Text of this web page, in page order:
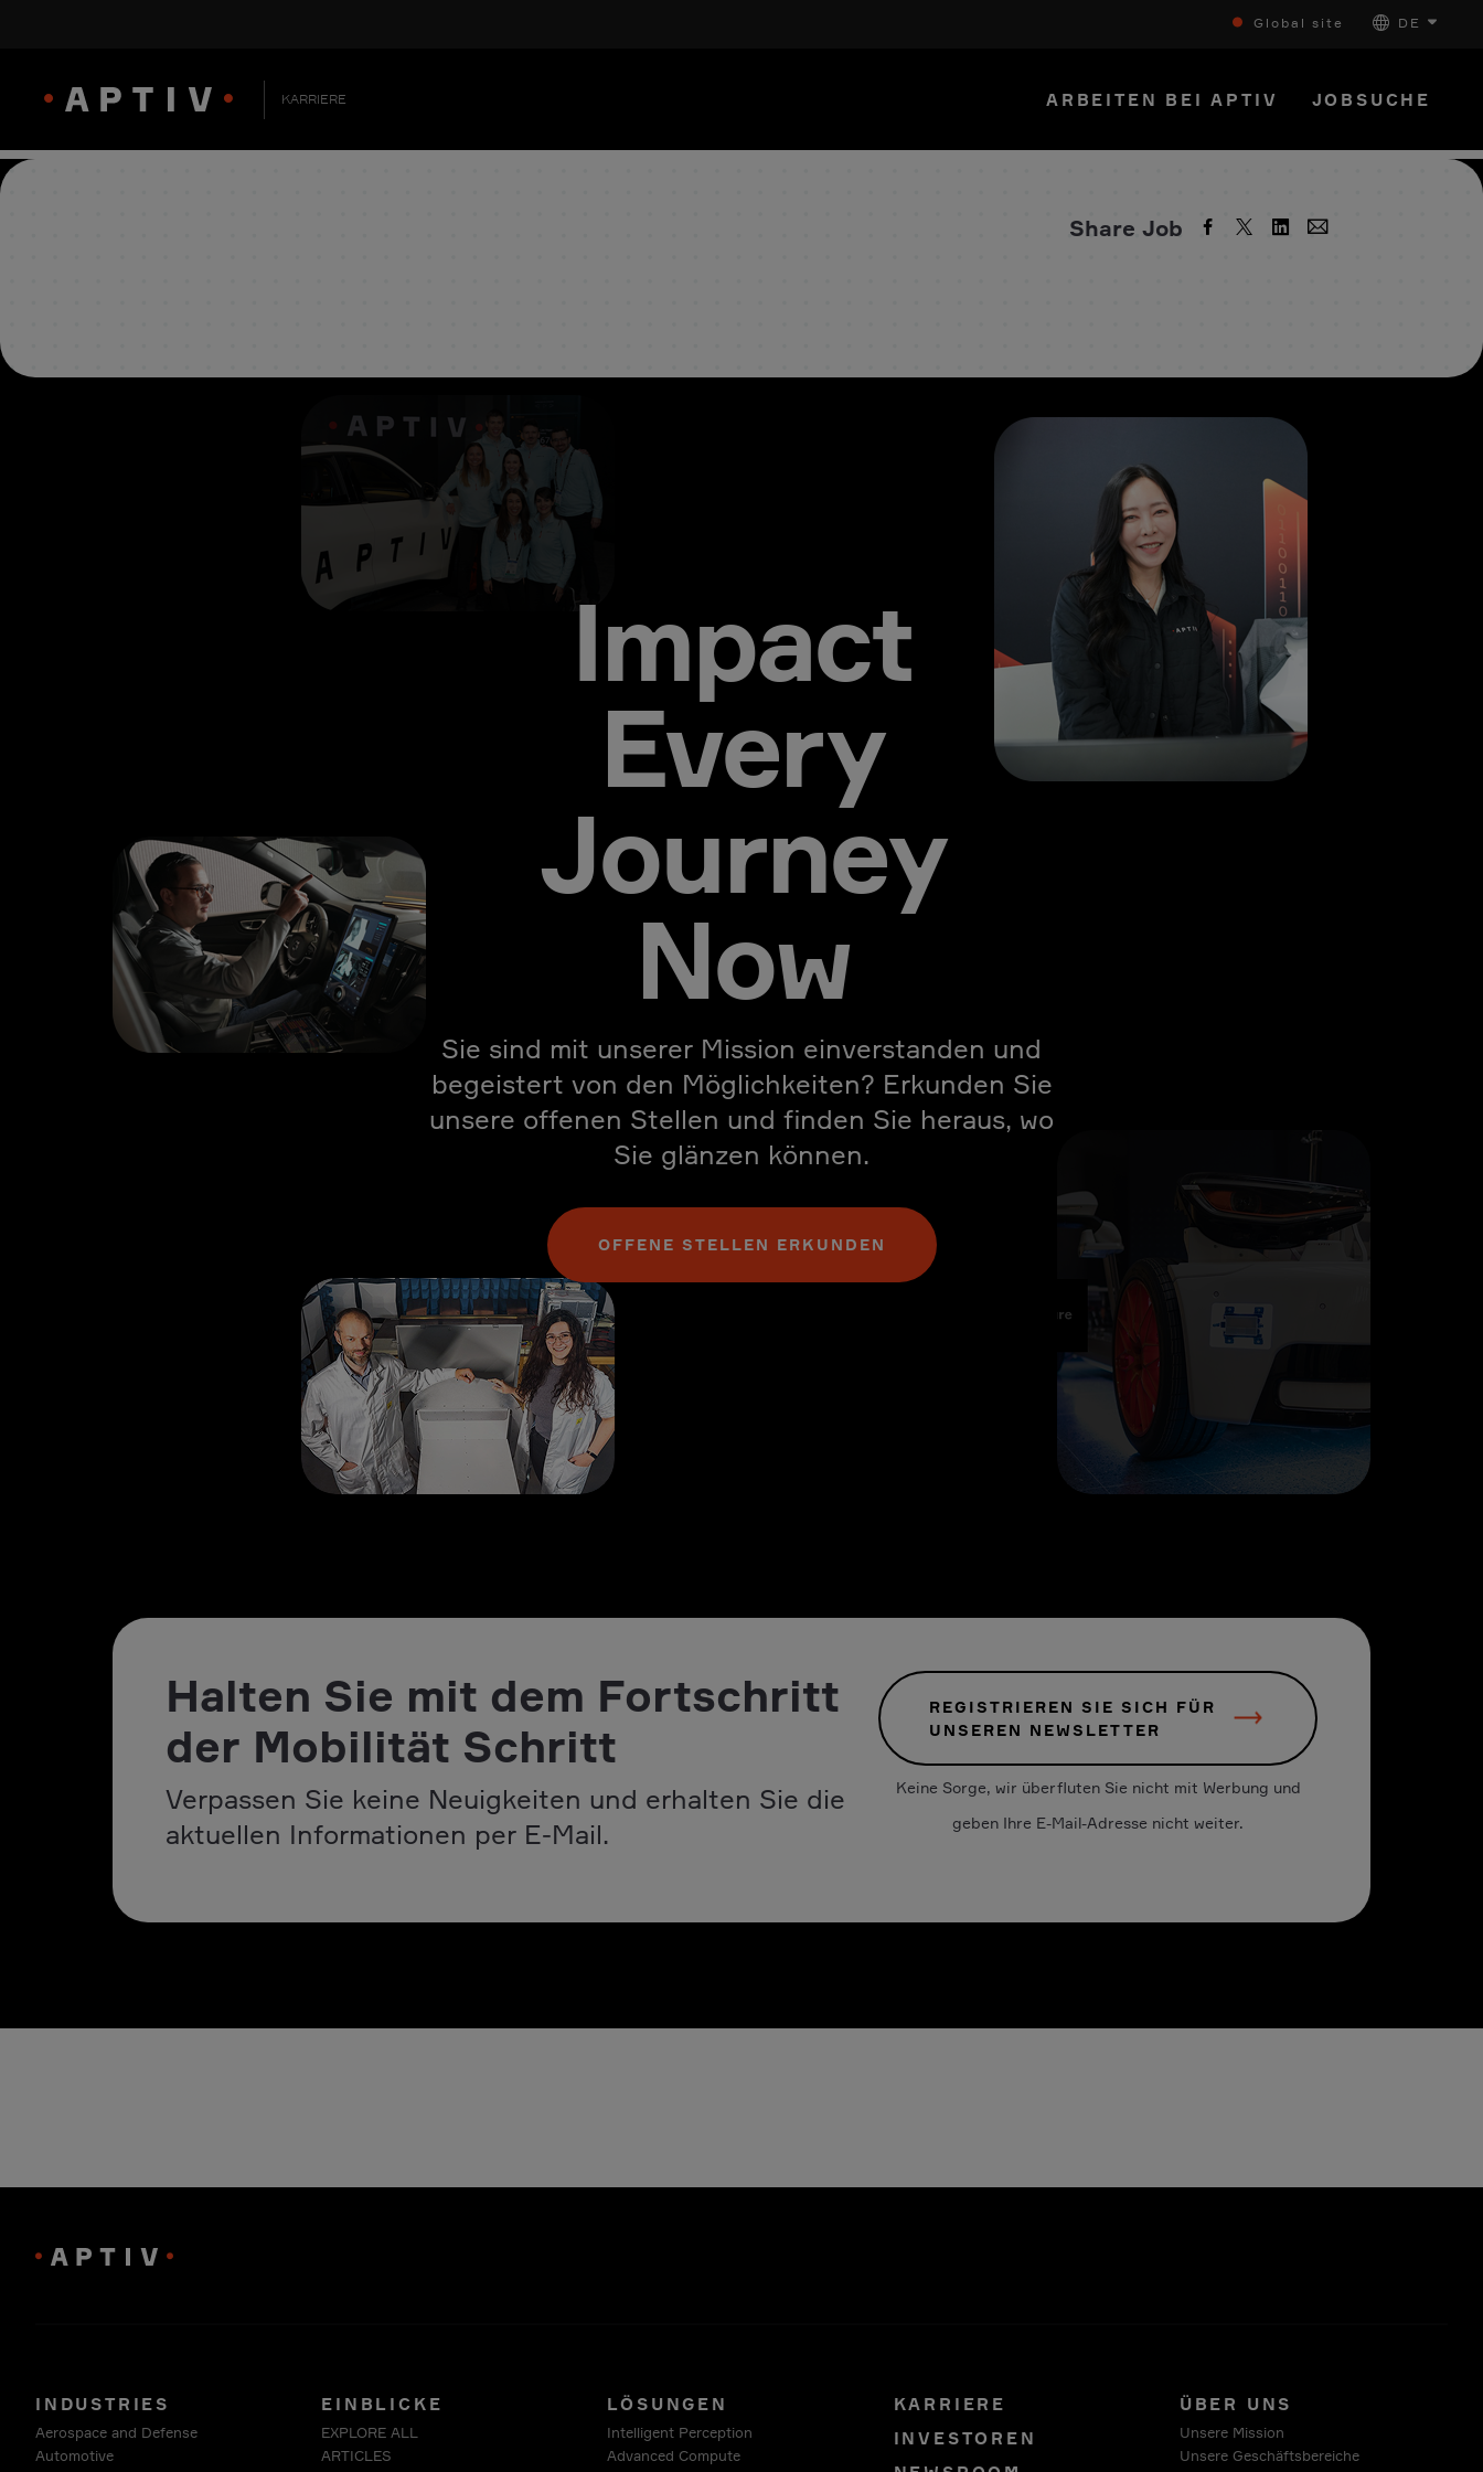
Global site DE
KARRIERE ARBEITEN BEI APTIV JOBSUCHE
Share Job
Impact
Every
Journey
Now
Sie sind mit unserer Mission einverstanden und
begeistert von den Möglichkeiten? Erkunden Sie
unsere offenen Stellen und finden Sie heraus, wo
Sie glänzen können.
OFFENE STELLEN ERKUNDEN
Halten Sie mit dem Fortschritt
der Mobilität Schritt
Verpassen Sie keine Neuigkeiten und erhalten Sie die
aktuellen Informationen per E-Mail.
REGISTRIEREN SIE SICH FÜR
UNSEREN NEWSLETTER
Keine Sorge, wir überfluten Sie nicht mit Werbung und
geben Ihre E-Mail-Adresse nicht weiter.
INDUSTRIES
Aerospace and Defense
Automotive
EINBLICKE
EXPLORE ALL
ARTICLES
LÖSUNGEN
Intelligent Perception
Advanced Compute
KARRIERE
INVESTOREN
ÜBER UNS
Unsere Mission
Unsere Geschäftsbereiche